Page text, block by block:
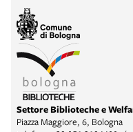
Settore Biblioteche e
Piazza Maggiore, 6, Bologna